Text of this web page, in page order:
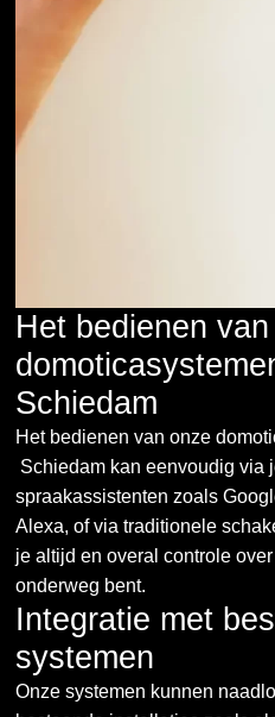
Het bedienen
Schiedam
Het bedienen van onze
Schiedam kan eenvoudig via
spraakassistenten zoals
Alexa, of via traditionele
je altijd en overal controle
onderweg bent.
Integratie met
systemen
Onze systemen kunnen